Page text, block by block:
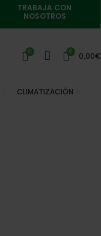
TRABAJA CON
NOSOTROS
0 0 0,00€
CLIMATIZACIÓN